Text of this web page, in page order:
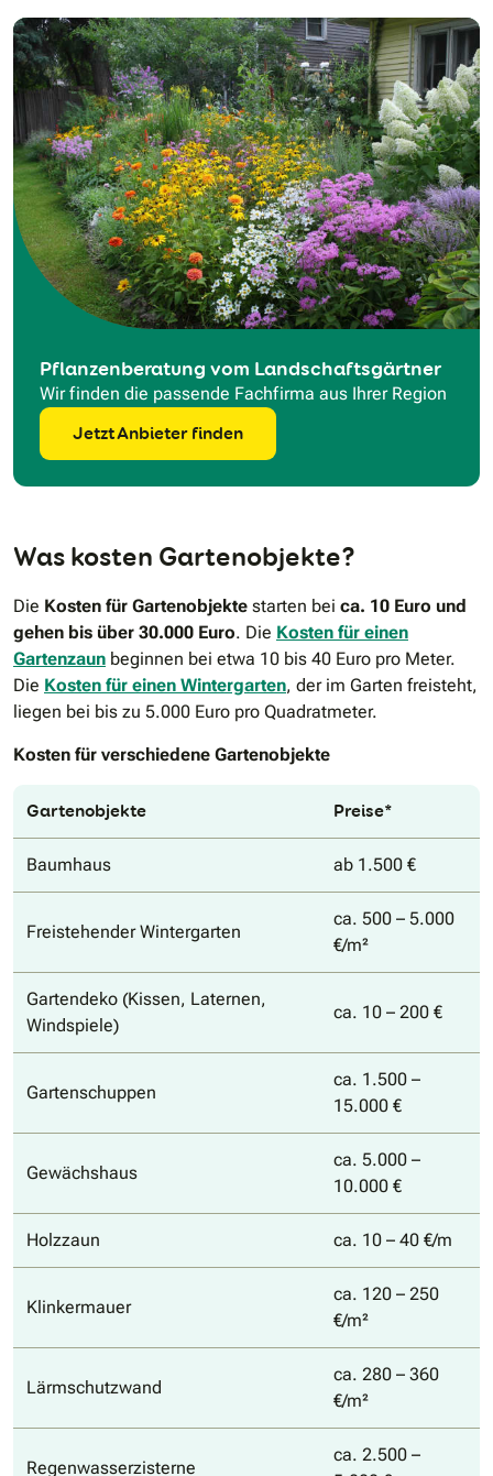
Pflanzenberatung vom Landschaftsgärtner
Wir finden die passende Fachfirma aus Ihrer Region
Jetzt Anbieter finden
Was kosten Gartenobjekte?
Die Kosten für Gartenobjekte starten bei ca. 10 Euro und
gehen bis über 30.000 Euro. Die Kosten für einen
Gartenzaun beginnen bei etwa 10 bis 40 Euro pro Meter.
Die Kosten für einen Wintergarten, der im Garten freisteht,
liegen bei bis zu 5.000 Euro pro Quadratmeter.
Kosten für verschiedene Gartenobjekte
Gartenobjekte Preise*
Baumhaus ab 1.500 €
Freistehender Wintergarten
ca. 500 – 5.000
€/m²
Gartendeko (Kissen, Laternen,
Windspiele)
ca. 10 – 200 €
Gartenschuppen
ca. 1.500 –
15.000 €
Gewächshaus
ca. 5.000 –
10.000 €
Holzzaun ca. 10 – 40 €/m
Klinkermauer
ca. 120 – 250
€/m²
Lärmschutzwand
ca. 280 – 360
€/m²
Regenwasserzisterne
ca. 2.500 –